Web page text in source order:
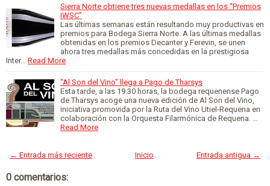
Sierra Norte obtiene tres nuevas medallas en los “Premios
IWSC”
Las últimas semanas están resultando muy productivas en
premios para Bodega Sierra Norte. A las últimas medallas
obtenidas en los premios Decanter y Ferevin, se unen
ahora tres medallas más concedidas en la prestigiosa
Inter…
Read More
“Al Son del Vino” llega a Pago de Tharsys
Esta tarde, a las 19.30 horas, la bodega requenense Pago
de Tharsys acoge una nueva edición de Al Son del Vino,
iniciativa promovida por la Ruta del Vino Utiel-Requena en
colaboración con la Orquesta Filarmónica de Requena. …
Read More
← Entrada más reciente Entrada antigua →
Inicio
0 comentarios: